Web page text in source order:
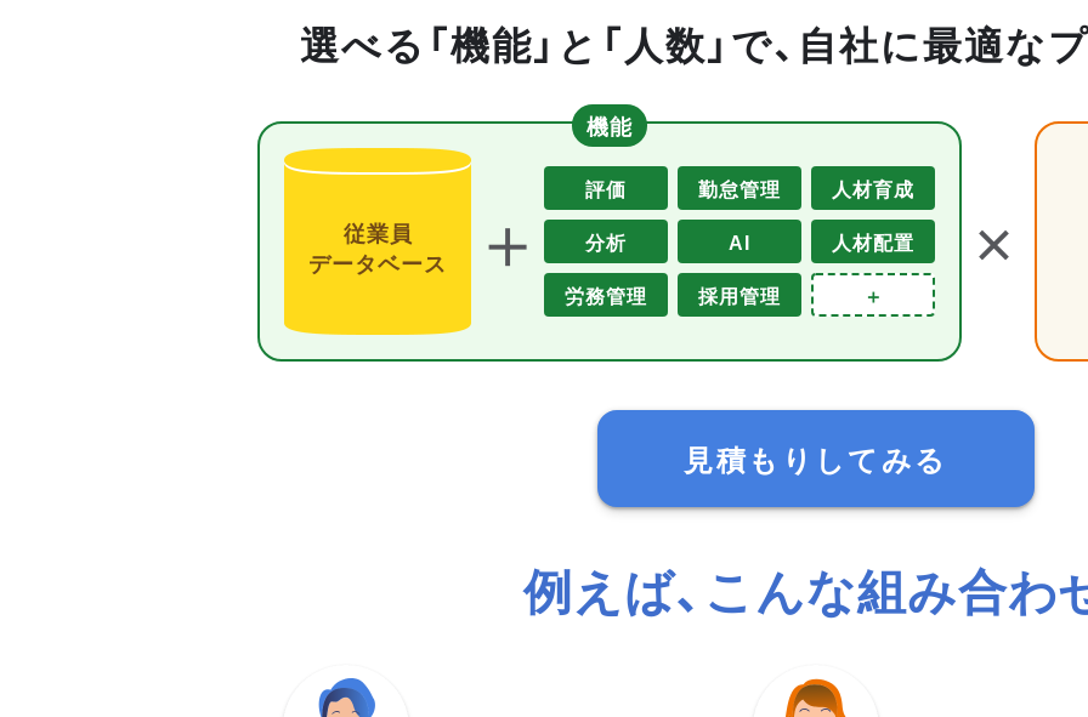
選べる「機能」と「人数」で、自社に最適な
機能
従業員
データベース
＋
評価 勤怠管理
人材育成
分析
AI
人材配置
労務管理
採用管理 ＋ ＋
見積もりしてみる
例えば、こんな組み合わ